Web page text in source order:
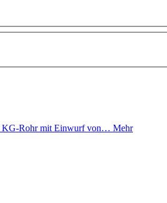
KG-Rohr mit Einwurf von… Mehr